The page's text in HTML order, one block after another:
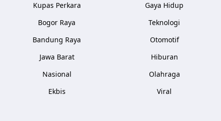
Kupas Perkara
Bogor Raya
Bandung Raya
Jawa Barat
Nasional
Ekbis
Gaya Hidup
Teknologi
Otomotif
Hiburan
Olahraga
Viral